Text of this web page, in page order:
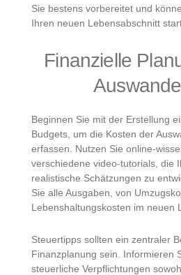
Sie bestens vorbereitet und
Ihren neuen Lebensabschnitt
Finanzielle
Beginnen Sie mit der Erstellung
Budgets, um die Kosten der
erfassen. Nutzen Sie online-
verschiedene video-tutorials, die
realistische Schätzungen zu
Sie alle Ausgaben, von
Lebenshaltungskosten im neuen
Steuertipps sollten ein zentraler
Finanzplanung sein. Informieren
steuerliche Verpflichtungen